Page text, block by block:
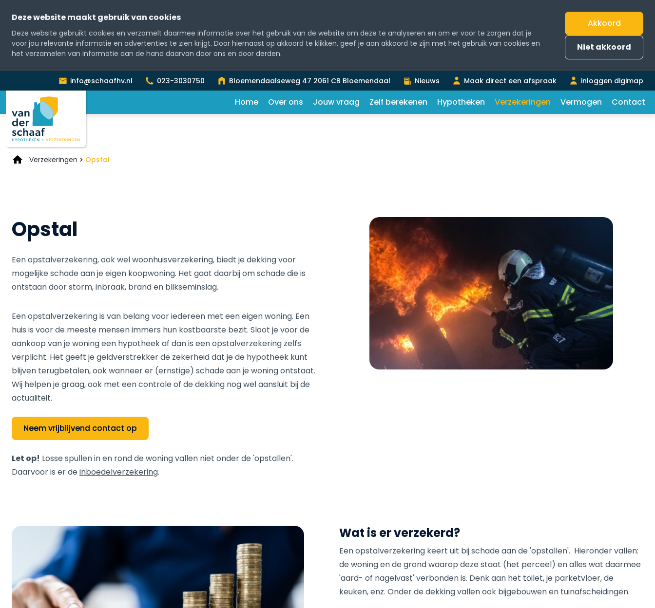
Deze website maakt gebruik van cookies
Deze website gebruikt cookies en verzamelt daarmee informatie over het gebruik van de website om deze te analyseren en om er voor te zorgen dat je
voor jou relevante informatie en advertenties te zien krijgt. Door hiernaast op akkoord te klikken, geef je aan akkoord te zijn met het gebruik van cookies en
het verzamelen van informatie aan de hand daarvan door ons en door derden.
Akkoord
Niet akkoord
info@schaafhv.nl 023-3030750 Bloemendaalseweg 47 2061 CB Bloemendaal Nieuws Maak direct een afspraak inloggen digimap
Home Over ons Jouw vraag Zelf berekenen Hypotheken Verzekeringen Vermogen Contact
Verzekeringen Opstal
Opstal
Een opstalverzekering, ook wel woonhuisverzekering, biedt je dekking voor
mogelijke schade aan je eigen koopwoning. Het gaat daarbij om schade die is
ontstaan door storm, inbraak, brand en blikseminslag.
Een opstalverzekering is van belang voor iedereen met een eigen woning. Een
huis is voor de meeste mensen immers hun kostbaarste bezit. Sloot je voor de
aankoop van je woning een hypotheek af dan is een opstalverzekering zelfs
verplicht. Het geeft je geldverstrekker de zekerheid dat je de hypotheek kunt
blijven terugbetalen, ook wanneer er (ernstige) schade aan je woning ontstaat.
Wij helpen je graag, ook met een controle of de dekking nog wel aansluit bij de
actualiteit.
Neem vrijblijvend contact op
Let op! Losse spullen in en rond de woning vallen niet onder de 'opstallen'.
Daarvoor is er deinboedelverzekering.
Wat is er verzekerd?
Een opstalverzekering keert uit bij schade aan de 'opstallen'. Hieronder vallen:
de woning en de grond waarop deze staat (het perceel) en alles wat daarmee
'aard- of nagelvast' verbonden is. Denk aan het toilet, je parketvloer, de
keuken, enz. Onder de dekking vallen ook bijgebouwen en tuinafscheidingen.